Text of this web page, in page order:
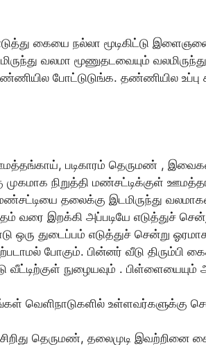
எடுத்து கையை நல்லா மூடிகிட்டு
வலமா மூணுதடவையும்
போட்டுடுங்க. தண்ணியில உப்பு
ஊமத்தங்காய், படிகாரம் தெருமண் ,
முகமாக நிறுத்தி மண்சட்டிக்குள்
தலைக்கு இடமிருந்து
வரை இறக்கி அப்படியே எடுத்துச்
ஒரு துடைப்பம் எடுத்துச் சென்று
ஏற்படாமல் போகும். பின்னர் வீடு திரும்பி
நுழையவும் .
வெளிநாடுகளில் உள்ளவர்களுக்கு
சிறிது தெருமண், தலைமுடி